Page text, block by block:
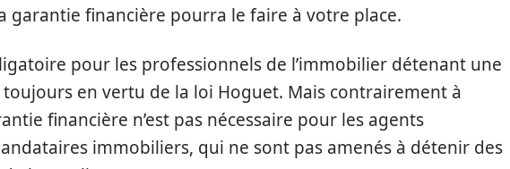
garantie financière pourra le faire à votre place.
pour les professionnels de l’immobilier détenant une
en vertu de la loi Hoguet. Mais contrairement à
financière n’est pas nécessaire pour les agents
immobiliers, qui ne sont pas amenés à détenir des